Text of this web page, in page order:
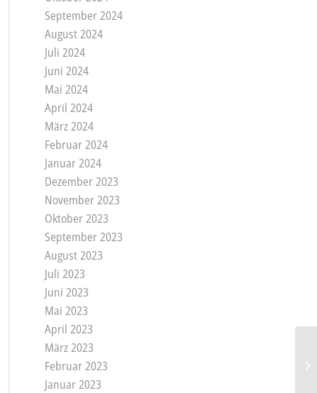
September 2024
August 2024
Juli 2024
Juni 2024
Mai 2024
April 2024
März 2024
Februar 2024
Januar 2024
Dezember 2023
November 2023
Oktober 2023
September 2023
August 2023
Juli 2023
Juni 2023
Mai 2023
April 2023
März 2023
Februar 2023
Januar 2023